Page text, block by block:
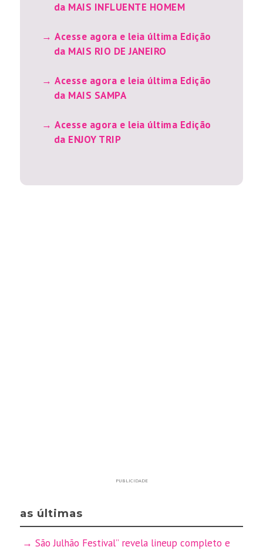
da MAIS INFLUENTE HOMEM
Acesse agora e leia última Edição
da MAIS RIO DE JANEIRO
Acesse agora e leia última Edição
da MAIS SAMPA
Acesse agora e leia última Edição
da ENJOY TRIP
PUBLICIDADE
as últimas
São Julhão Festival” revela lineup completo e